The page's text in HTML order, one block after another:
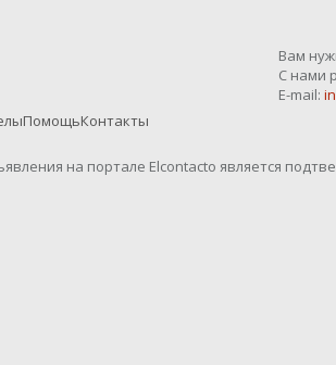
Вам
С нами
E-mail:
ПомощьКонтакты
на портале Elcontacto является